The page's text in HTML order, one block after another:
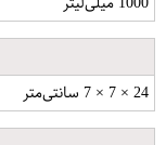
24 × 7 × 7 سانتی‌متر